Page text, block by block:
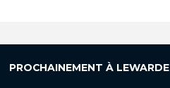
PROCHAINEMENT À LEWARDE